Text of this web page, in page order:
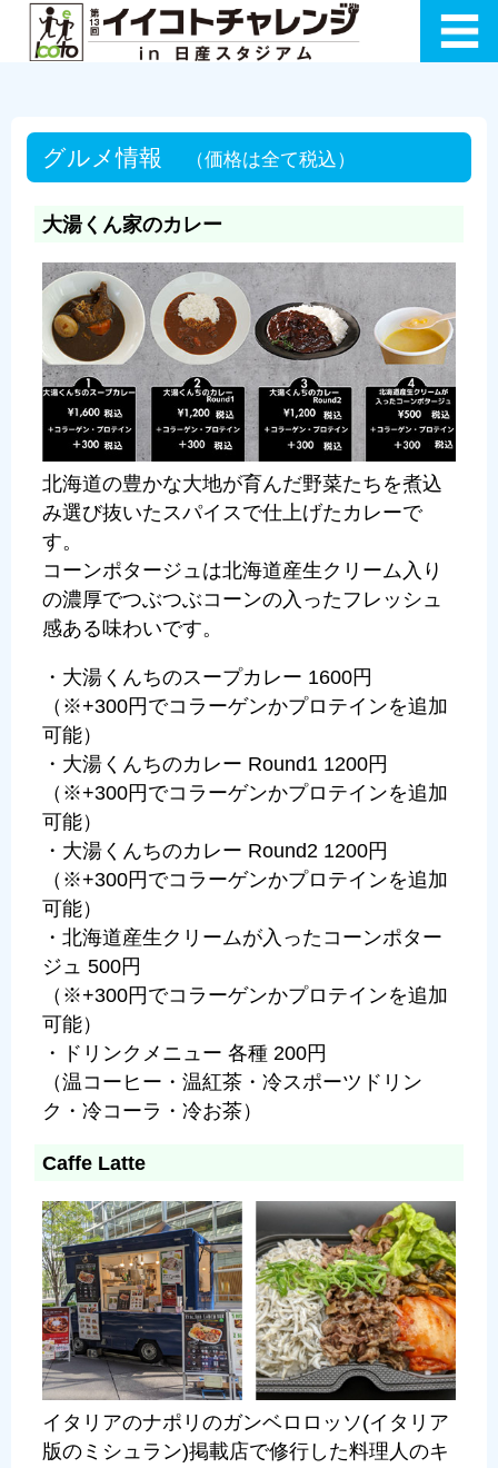
グルメ情報 （価格は全て税込）
大湯くん家のカレー
北海道の豊かな大地が育んだ野菜たちを煮込
み選び抜いたスパイスで仕上げたカレーで
す。
コーンポタージュは北海道産生クリーム入り
の濃厚でつぶつぶコーンの入ったフレッシュ
感ある味わいです。
・大湯くんちのスープカレー 1600円
（※+300円でコラーゲンかプロテインを追加
可能）
・大湯くんちのカレー Round1 1200円
（※+300円でコラーゲンかプロテインを追加
可能）
・大湯くんちのカレー Round2 1200円
（※+300円でコラーゲンかプロテインを追加
可能）
・北海道産生クリームが入ったコーンポター
ジュ 500円
（※+300円でコラーゲンかプロテインを追加
可能）
・ドリンクメニュー 各種 200円
（温コーヒー・温紅茶・冷スポーツドリン
ク・冷コーラ・冷お茶）
Caffe Latte
イタリアのナポリのガンベロロッソ(イタリア
版のミシュラン)掲載店で修行した料理人のキ